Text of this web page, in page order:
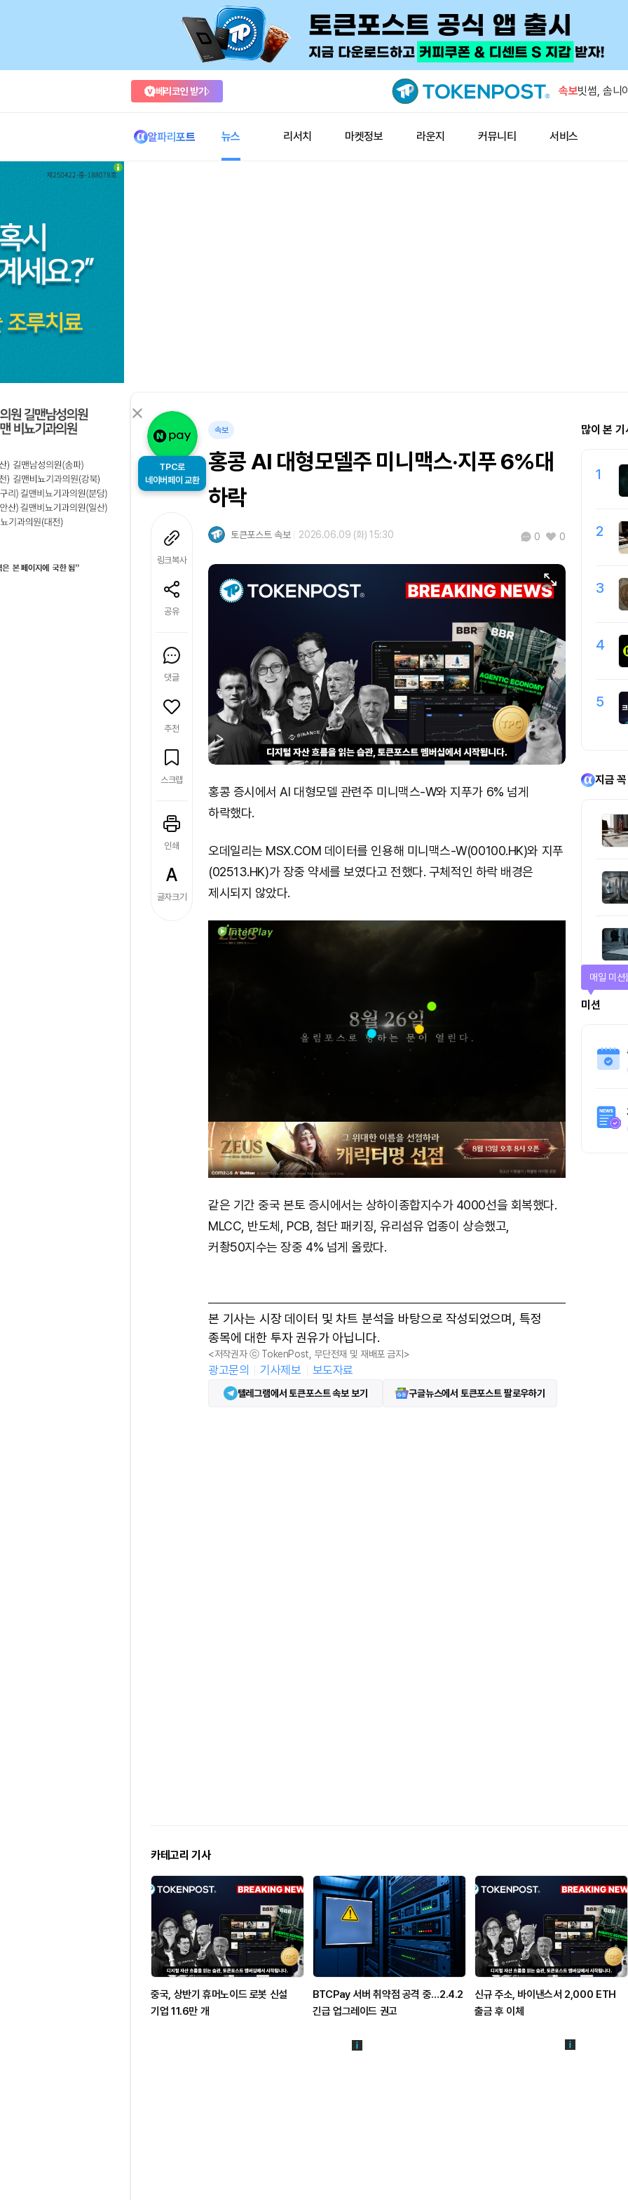
베리코인 받기 속보
해시키 계
빗썸, 솜니
알파리포트 뉴스 리서치 마켓정보 라운지 커뮤니티 서비스
TPC로
네이버페이 교환
링크복사
공유
댓글
추천
스크랩
인쇄
글자크기
속보
홍콩 AI 대형모델주 미니맥스·지푸 6%대
하락
토큰포스트 속보 2026.06.09 (화) 15:30 0 0
홍콩 증시에서 AI 대형모델 관련주 미니맥스-W와 지푸가 6% 넘게
하락했다.
오데일리는 MSX.COM 데이터를 인용해 미니맥스-W(00100.HK)와 지푸
(02513.HK)가 장중 약세를 보였다고 전했다. 구체적인 하락 배경은
제시되지 않았다.
같은 기간 중국 본토 증시에서는 상하이종합지수가 4000선을 회복했다.
MLCC, 반도체, PCB, 첨단 패키징, 유리섬유 업종이 상승했고,
커촹50지수는 장중 4% 넘게 올랐다.
본 기사는 시장 데이터 및 차트 분석을 바탕으로 작성되었으며, 특정
종목에 대한 투자 권유가 아닙니다.
<저작권자 ⓒ TokenPost, 무단전재 및 재배포 금지>
광고문의 기사제보 보도자료
텔레그램에서 토큰포스트 속보 보기 구글뉴스에서 토큰포스트 팔로우하기
많이 본 기
1
2
3
4
5
지금
티켓스토
티켓으로
4명
카테고리 기사
중국, 상반기 휴머노이드 로봇 신설
기업 11.6만 개
BTCPay 서버 취약점 공격 중…2.4.2
긴급 업그레이드 권고
신규 주소, 바이낸스서 2,000 ETH
출금 후 이체